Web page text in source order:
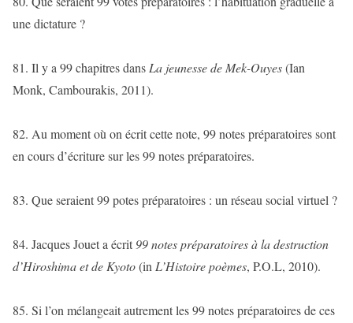
une dictature ?
81. Il y a 99 chapitres dans La jeunesse de Mek-Ouyes(Ian
Monk, Cambourakis, 2011).
82. Au moment où on écrit cette note, 99 notes préparatoires sont
en cours d’écriture sur les 99 notes préparatoires.
83. Que seraient 99 potes préparatoires : un réseau social virtuel ?
84. Jacques Jouet a écrit 99 notes préparatoires à la destruction
d’Hiroshima et de Kyoto(in L’Histoire poèmes, P.O.L, 2010).
85. Si l’on mélangeait autrement les 99 notes préparatoires de ces